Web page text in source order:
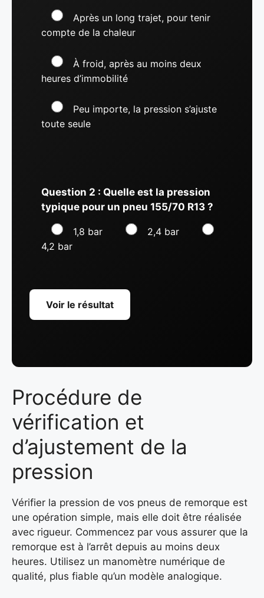
Après un long trajet, pour tenir
compte de la chaleur
À froid, après au moins deux
heures d’immobilité
Peu importe, la pression s’ajuste
toute seule
Question 2 : Quelle est la pression
typique pour un pneu 155/70 R13 ?
1,8 bar
2,4 bar
4,2 bar
Voir le résultat
Procédure de
vérification et
d’ajustement de la
pression
Vérifier la pression de vos pneus de remorque est
une opération simple, mais elle doit être réalisée
avec rigueur. Commencez par vous assurer que la
remorque est à l’arrêt depuis au moins deux
heures. Utilisez un manomètre numérique de
qualité, plus fiable qu’un modèle analogique.